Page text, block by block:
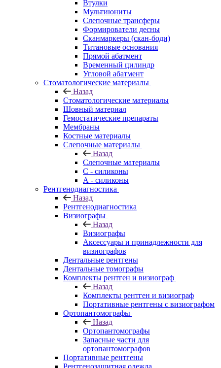
Втулки
Мультиюниты
Слепочные трансферы
Формирователи десны
Сканмаркеры (скан-боди)
Титановые основания
Прямой абатмент
Временный цилиндр
Угловой абатмент
Стоматологические материалы
Назад
Стоматологические материалы
Шовный материал
Гемостатические препараты
Мембраны
Костные материалы
Слепочные материалы
Назад
Слепочные материалы
C - силиконы
А - силиконы
Рентгенодиагностика
Назад
Рентгенодиагностика
Визиографы
Назад
Визиографы
Аксессуары и принадлежности для
визиографов
Дентальные рентгены
Дентальные томографы
Комплекты рентген и визиограф
Назад
Комплекты рентген и визиограф
Портативные рентгены с визиографом
Ортопантомографы
Назад
Ортопантомографы
Запасные части для
ортопантомографов
Портативные рентгены
Рентгенозащитная одежда